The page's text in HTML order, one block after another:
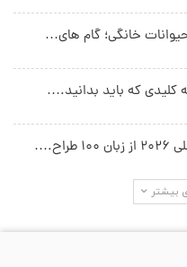
خانگی؛ گام های…
بیشتر